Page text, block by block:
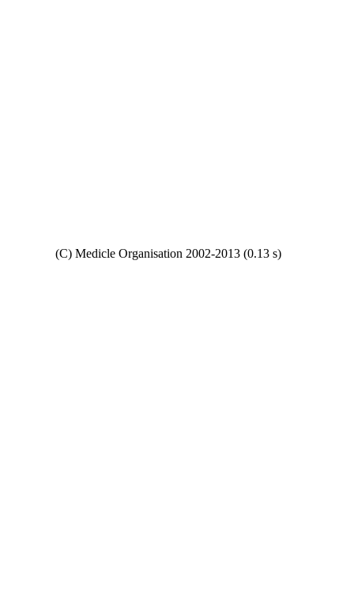
(C) Medicle Organisation 2002-2013 (0.13 s)